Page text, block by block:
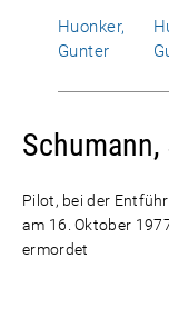
Huonker,
Gunter
Pilot, bei der
am 16. Oktober
ermordet